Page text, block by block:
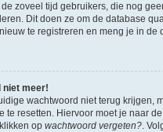
zoveel tijd gebruikers, die nog
Dit doen ze om de database
te registreren en meng je in de
niet meer!
wachtwoord niet terug krijgen,
te resetten. Hiervoor moet je naar de
op wachtwoord vergeten?.